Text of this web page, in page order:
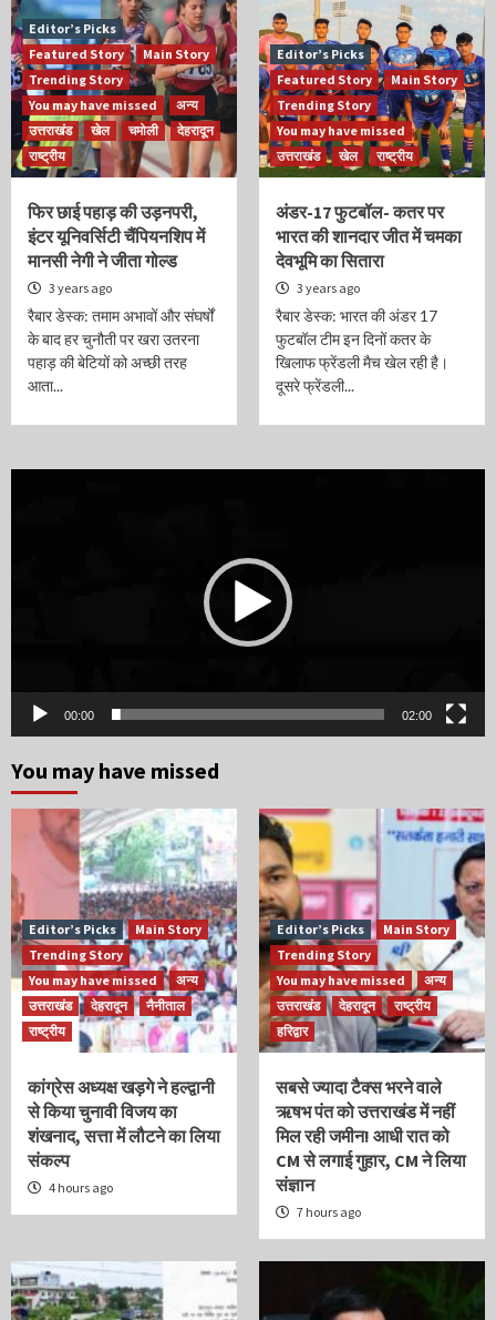
Editor’s Picks
Featured Story
Main Story
Trending Story
You may have missed
अन्य
उत्तराखंड
खेल चमोली
देहरादून
राष्ट्रीय
फिर छाई पहाड़ की उड़नपरी,
इंटर यूनिवर्सिटी चैंपियनशिप में
मानसी नेगी ने जीता गोल्ड
3 years ago
रैबार डेस्क: तमाम अभावों और संघर्षों
के बाद हर चुनौती पर खरा उतरना
पहाड़ की बेटियों को अच्छी तरह
आता...
Editor’s Picks
Featured Story
Main Story
Trending Story
You may have missed
उत्तराखंड
खेल राष्ट्रीय
अंडर-17 फुटबॉल- कतर पर
भारत की शानदार जीत में चमका
देवभूमि का सितारा
3 years ago
रैबार डेस्क: भारत की अंडर 17
फुटबॉल टीम इन दिनों कतर के
खिलाफ फ्रेंडली मैच खेल रही है।
दूसरे फ्रेंडली...
00:00 02:00
You may have missed
Editor’s Picks
Main Story
Trending Story
You may have missed
अन्य
उत्तराखंड
देहरादून
नैनीताल
राष्ट्रीय
कांग्रेस अध्यक्ष खड़गे ने हल्द्वानी
से किया चुनावी विजय का
शंखनाद, सत्ता में लौटने का लिया
संकल्प
4 hours ago
Editor’s Picks
Main Story
Trending Story
You may have missed
अन्य
उत्तराखंड
देहरादून
राष्ट्रीय
हरिद्वार
सबसे ज्यादा टैक्स भरने वाले
ऋषभ पंत को उत्तराखंड में नहीं
मिल रही जमीन! आधी रात को
CM से लगाई गुहार, CM ने लिया
संज्ञान
7 hours ago